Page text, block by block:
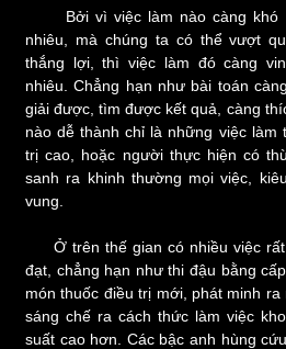
Bởi vì việc làm nào càng khó
nhiêu, mà chúng ta có thể vượt
thắng lợi, thì việc làm đó càng
nhiêu. Chẳng hạn như bài toán
giải được, tìm được kết quả, càng
nào dễ thành chỉ là những việc làm
trị cao, hoặc người thực hiện có
sanh ra khinh thường mọi việc,
vung.
Ở trên thế gian có nhiều việc rất
đạt, chẳng hạn như thi đậu bằng
món thuốc điều trị mới, phát minh ra
sáng chế ra cách thức làm việc
suất cao hơn. Các bậc anh hùng